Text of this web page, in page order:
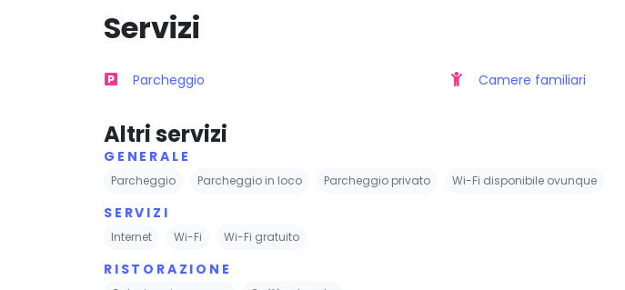
Servizi
Parcheggio Camere familiari
Altri servizi
GENERALE
Parcheggio Parcheggio in loco Parcheggio privato Wi-Fi disponibile ovunque
SERVIZI
Internet Wi-Fi Wi-Fi gratuito
RISTORAZIONE